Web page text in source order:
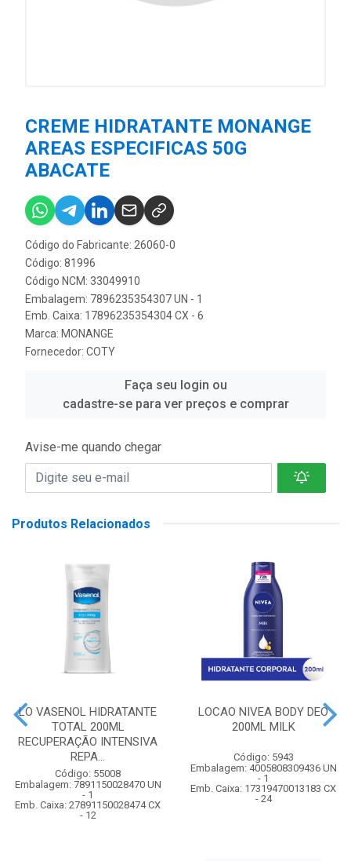
CREME HIDRATANTE MONANGE
AREAS ESPECIFICAS 50G
ABACATE
Código do Fabricante: 26060-0
Código: 81996
Código NCM: 33049910
Embalagem: 7896235354307 UN - 1
Emb. Caixa: 17896235354304 CX - 6
Marca: MONANGE
Fornecedor: COTY
Faça seu login ou
cadastre-se para ver preços e comprar
Avise-me quando chegar
Produtos Relacionados
LO VASENOL HIDRATANTE
TOTAL 200ML
RECUPERAÇÃO INTENSIVA
REPA...
Código: 55008
Embalagem: 7891150028470 UN
- 1
Emb. Caixa: 27891150028474 CX
- 12
LOCAO NIVEA BODY DEO
200ML MILK
Código: 5943
Embalagem: 4005808309436 UN
- 1
Emb. Caixa: 17319470013183 CX
- 24